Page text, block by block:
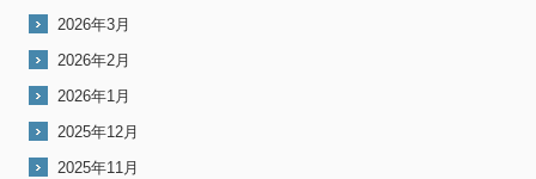
2026年3月
2026年2月
2026年1月
2025年12月
2025年11月